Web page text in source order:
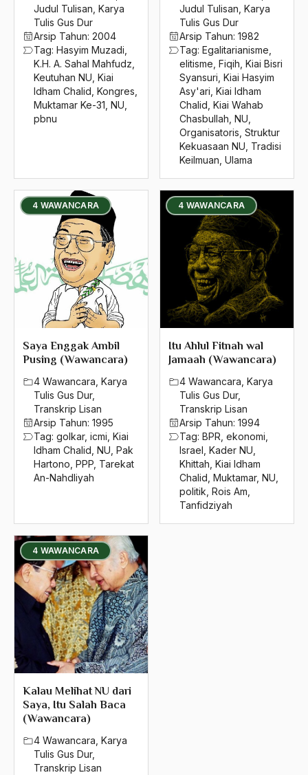
Judul Tulisan Karya
Tulis Gus Dur
Arsip Tahun: 2004
Tag: Hasyim Muzadi
K.H. A. Sahal Mahfudz
Keutuhan NU Kiai
Idham Chalid Kongres
Muktamar Ke-31 NU
pbnu
Judul Tulisan Karya
Tulis Gus Dur
Arsip Tahun: 1982
Tag: Egalitarianisme
elitisme Fiqih Kiai Bisri
Syansuri Kiai Hasyim
Asy'ari Kiai Idham
Chalid Kiai Wahab
Chasbullah NU
Organisatoris Struktur
Kekuasaan NU Tradisi
Keilmuan Ulama
4 WAWANCARA
Saya Enggak Ambil
Pusing (Wawancara)
4 Wawancara Karya
Tulis Gus Dur,
Transkrip Lisan
Arsip Tahun: 1995
Tag: golkar, icmi Kiai
Idham Chalid NU Pak
Hartono PPP Tarekat
An-Nahdliyah
4 WAWANCARA
Itu Ahlul Fitnah wal
Jamaah (Wawancara)
4 Wawancara Karya
Tulis Gus Dur,
Transkrip Lisan
Arsip Tahun: 1994
Tag: BPR ekonomi
Israel Kader NU
Khittah Kiai Idham
Chalid Muktamar, NU
politik Rois Am
Tanfidziyah
4 WAWANCARA
Kalau Melihat NU dari
Saya, Itu Salah Baca
(Wawancara)
4 Wawancara Karya
Tulis Gus Dur,
Transkrip Lisan
2016
2015
2014
2013
2012
2009
2008
2006
2005
2004
2003
2001
2000
1999
1998
1996
1995
1994
1993
1991
1989
1988
1987
Kiai Mahfudz-Somulangu
Kiai Makelar
Kiai Mas'ud
Kiai Masduki
Kiai Masyhuri Syahid
kiai mutamakkin
Kiai Razaq Makmun
Kiai Rodhi Sholeh
Kiai Sahal
Kiai Sobari
Kiai Syam'un
kiai Syukri
Kiai Syukron Makmun
Kiai Wahab Chasbullah
Kiai Wahab Hasbullah
Kiai Wahab Sulang
Kiai Yasin Yusuf
Kiai zainal Abidin Usman
Kiai/Ulama
Kim Dae Jung
Kimunisme
Kinerja Politik
Kiprah NU
kiri islam
kisah sufi
KISDI